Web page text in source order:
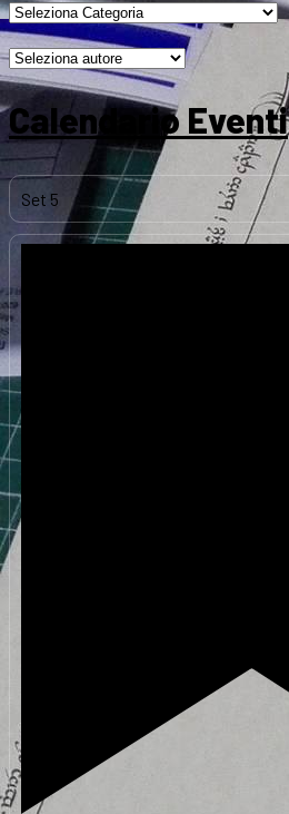
Calendario Eventi
Set 5